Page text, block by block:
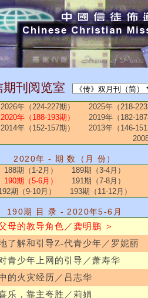
期刊阅览室
2026年（224-227期） 2025年（218-223
2020年（188-193期）
2019年（182-187
2014年（152-157期）
2013年（146-151
2020年 - 期 数（月 份）
188期（1-2月）
189期（3-4月）
190期（5-6月）
191期（7-8月）
期（9-10月）
193期（11-12月）
190期 目 录 - 2020年5-6月
母的教导角色／龚明鹏 ＞
了解和引导Z-代青少年／罗妮丽
青少年上网的引导／萧寿华
的火灾经历／吕志华
乐，靠主夸胜／莉娟